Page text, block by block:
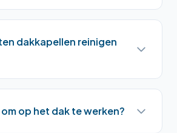
dakkapellen reinigen
op het dak te werken?